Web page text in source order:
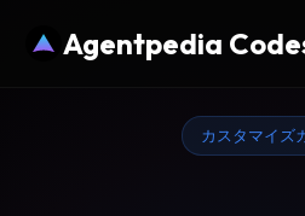
Agentpedia
カスタマイズ